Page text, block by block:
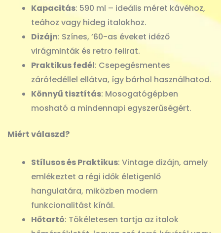
Kapacitás: 590 ml – ideális méret kávéhoz,
teához vagy hideg italokhoz.
Dizájn: Színes, ’60-as éveket idéző
virágminták és retro felirat.
Praktikus fedél: Csepegésmentes
zárófedéllel ellátva, így bárhol használhatod.
Könnyű tisztítás: Mosogatógépben
mosható a mindennapi egyszerűségért.
Miért válaszd?
Stílusos és Praktikus: Vintage dizájn, amely
emlékeztet a régi idők életigenlő
hangulatára, miközben modern
funkcionalitást kínál.
Hőtartó: Tökéletesen tartja az italok